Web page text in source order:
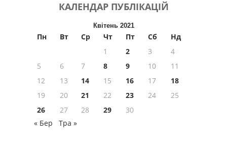
КАЛЕНДАР ПУБЛІКАЦІЙ
Квітень 2021
Пн Вт Ср Чт Пт Сб
Нд
1
2 3
4
5
6 7 8 9 10
11
12
13 14 15 16 17
18
19
20 21 22 23 24
25
26
27 28 29
30
« Бер
Тра »